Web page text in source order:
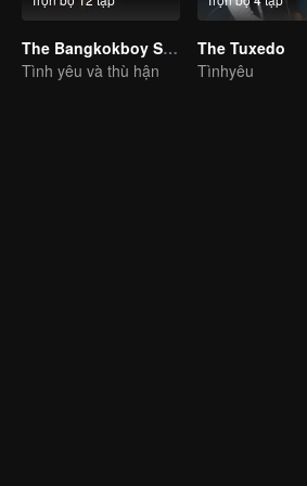
The Bangkokboy Series
Tình yêu và thù hận
The Tuxedo
Tìnhyêu